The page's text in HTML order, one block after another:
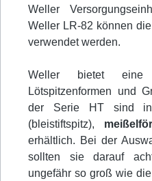
Weller
Weller LR-82 können die
verwendet werden.
Weller bietet
Lötspitzenformen und
der Serie HT sind
(bleistiftspitz),
erhältlich. Bei der
sollten sie darauf
ungefähr so groß wie